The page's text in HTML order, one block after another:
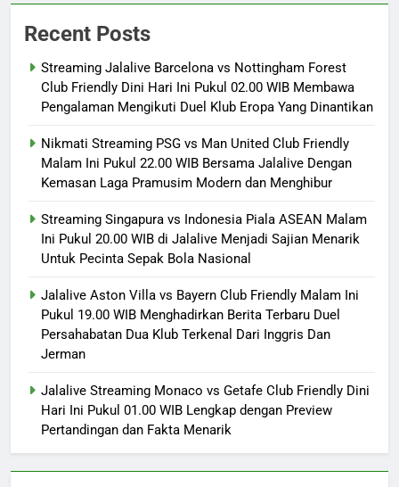
Recent Posts
Streaming Jalalive Barcelona vs Nottingham Forest
Club Friendly Dini Hari Ini Pukul 02.00 WIB Membawa
Pengalaman Mengikuti Duel Klub Eropa Yang Dinantikan
Nikmati Streaming PSG vs Man United Club Friendly
Malam Ini Pukul 22.00 WIB Bersama Jalalive Dengan
Kemasan Laga Pramusim Modern dan Menghibur
Streaming Singapura vs Indonesia Piala ASEAN Malam
Ini Pukul 20.00 WIB di Jalalive Menjadi Sajian Menarik
Untuk Pecinta Sepak Bola Nasional
Jalalive Aston Villa vs Bayern Club Friendly Malam Ini
Pukul 19.00 WIB Menghadirkan Berita Terbaru Duel
Persahabatan Dua Klub Terkenal Dari Inggris Dan
Jerman
Jalalive Streaming Monaco vs Getafe Club Friendly Dini
Hari Ini Pukul 01.00 WIB Lengkap dengan Preview
Pertandingan dan Fakta Menarik